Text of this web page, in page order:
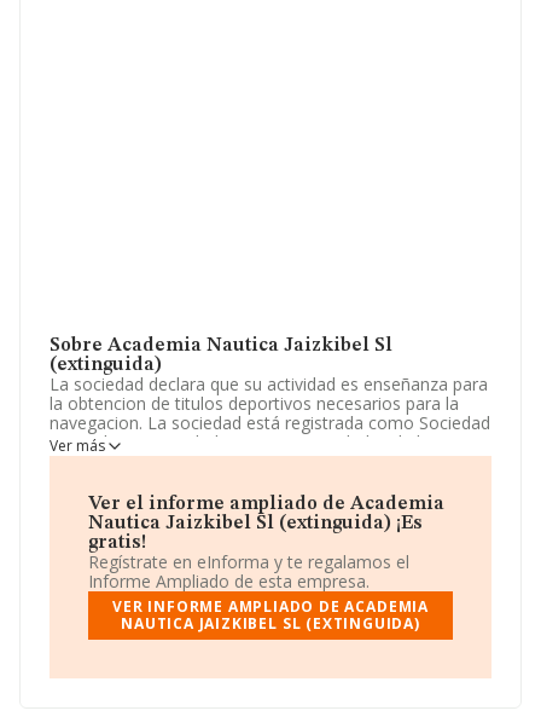
Sobre Academia Nautica Jaizkibel Sl
(extinguida)
La sociedad declara que su actividad es enseñanza para
la obtencion de titulos deportivos necesarios para la
navegacion. La sociedad está registrada como Sociedad
Limitada. Su actividad CNAE es 'Actividades de las
escuelas de conducción y pilotaje' con código 8553. La
La sociedad españolaAcademia Nautica Jaizkibel
S.L (extinguida)
, NIF B20967048, Elgoibar, provincia
de Guipúzcoa, País Vasco.
En relación con el sector y disponiendo de los datos de
hasta 4.719 empresas, la facturación en el ámbito
nacional alcanza los 564 millones de euros y la media
ventas. En cuanto a la información relativa a la provincia
Ver más
Ver el informe ampliado de Academia
Nautica Jaizkibel Sl (extinguida) ¡Es
gratis!
Regístrate en eInforma y te regalamos el
Informe Ampliado de esta empresa.
VER INFORME AMPLIADO DE ACADEMIA
NAUTICA JAIZKIBEL SL (EXTINGUIDA)